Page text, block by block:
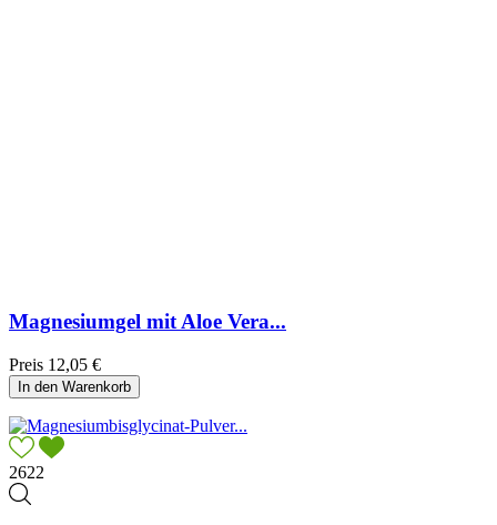
Magnesiumgel mit Aloe Vera...
Preis 12,05 €
In den Warenkorb
2622